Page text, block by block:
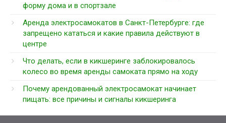
форму дома и в спортзале
Аренда электросамокатов в Санкт-Петербурге: где
запрещено кататься и какие правила действуют в
центре
Что делать, если в кикшеринге заблокировалось
колесо во время аренды самоката прямо на ходу
Почему арендованный электросамокат начинает
пищать: все причины и сигналы кикшеринга